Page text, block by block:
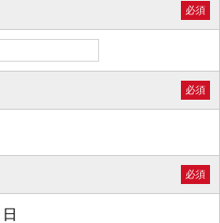
必須
必須
必須
日